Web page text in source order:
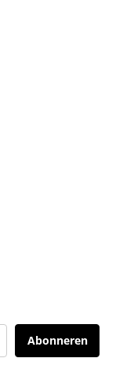
Abonneren